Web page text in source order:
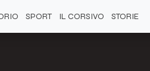
SPORT IL CORSIVO STORIE